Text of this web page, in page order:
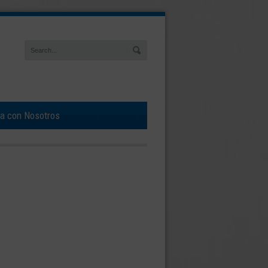
con Nosotros